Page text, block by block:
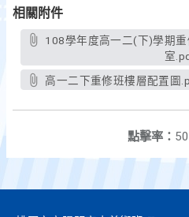
相關附件
室
高一二下重修班樓層配置圖
點擊率：